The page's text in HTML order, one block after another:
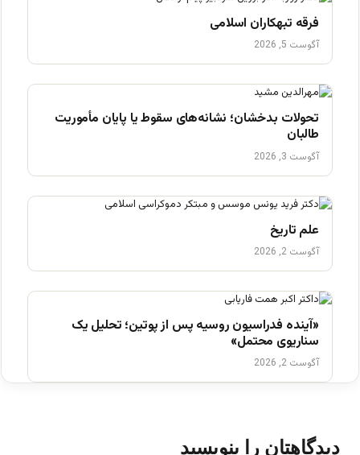
فرقه تبهکاران اسلامی
آگوست 5, 2026
تحولات بدخشان؛ نشانه‌های سقوط یا پایان مأموریت
طالبان
آگوست 3, 2026
علم تاریخ
آگوست 2, 2026
«آینده فدراسیون روسیه پس از پوتین؛ تحلیل یک
سناریوی محتمل»
آگوست 2, 2026
دیدگاهتان را بنویسید